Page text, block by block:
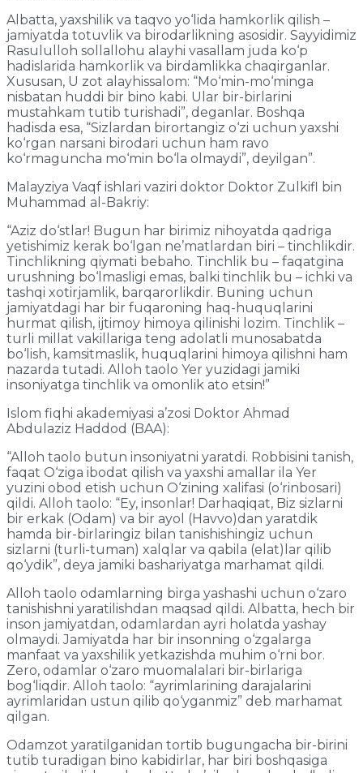
Albatta, yaxshilik va taqvo yo‘lida hamkorlik qilish –
jamiyatda totuvlik va birodarlikning asosidir. Sayyidimiz
Rasululloh sollallohu alayhi vasallam juda ko‘p
hadislarida hamkorlik va birdamlikka chaqirganlar.
Xususan, U zot alayhissalom: “Mo‘min-mo‘minga
nisbatan huddi bir bino kabi. Ular bir-birlarini
mustahkam tutib turishadi”, deganlar. Boshqa
hadisda esa, “Sizlardan birortangiz o‘zi uchun yaxshi
ko‘rgan narsani birodari uchun ham ravo
ko‘rmaguncha mo‘min bo‘la olmaydi”, deyilgan”.
Malayziya Vaqf ishlari vaziri doktor Doktor Zulkifl bin
Muhammad al-Bakriy:
“Aziz do‘stlar! Bugun har birimiz nihoyatda qadriga
yetishimiz kerak bo‘lgan ne’matlardan biri – tinchlikdir.
Tinchlikning qiymati bebaho. Tinchlik bu – faqatgina
urushning bo‘lmasligi emas, balki tinchlik bu – ichki va
tashqi xotirjamlik, barqarorlikdir. Buning uchun
jamiyatdagi har bir fuqaroning haq-huquqlarini
hurmat qilish, ijtimoy himoya qilinishi lozim. Tinchlik –
turli millat vakillariga teng adolatli munosabatda
bo‘lish, kamsitmaslik, huquqlarini himoya qilishni ham
nazarda tutadi. Alloh taolo Yer yuzidagi jamiki
insoniyatga tinchlik va omonlik ato etsin!”
Islom fiqhi akademiyasi a’zosi Doktor Ahmad
Abdulaziz Haddod (BAA):
“Alloh taolo butun insoniyatni yaratdi. Robbisini tanish,
faqat O‘ziga ibodat qilish va yaxshi amallar ila Yer
yuzini obod etish uchun O‘zining xalifasi (o‘rinbosari)
qildi. Alloh taolo: “Ey, insonlar! Darhaqiqat, Biz sizlarni
bir erkak (Odam) va bir ayol (Havvo)dan yaratdik
hamda bir-birlaringiz bilan tanishishingiz uchun
sizlarni (turli-tuman) xalqlar va qabila (elat)lar qilib
qo‘ydik”, deya jamiki bashariyatga marhamat qildi.
Alloh taolo odamlarning birga yashashi uchun o‘zaro
tanishishni yaratilishdan maqsad qildi. Albatta, hech bir
inson jamiyatdan, odamlardan ayri holatda yashay
olmaydi. Jamiyatda har bir insonning o‘zgalarga
manfaat va yaxshilik yetkazishda muhim o‘rni bor.
Zero, odamlar o‘zaro muomalalari bir-birlariga
bog‘liqdir. Alloh taolo: “ayrimlarining darajalarini
ayrimlaridan ustun qilib qo‘yganmiz” deb marhamat
qilgan.
Odamzot yaratilganidan tortib bugungacha bir-birini
tutib turadigan bino kabidirlar, har biri boshqasiga